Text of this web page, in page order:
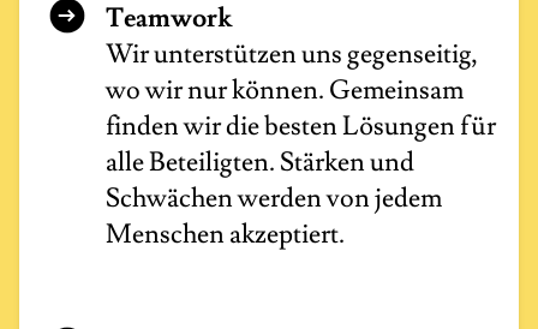
Teamwork
Wir unterstützen uns gegenseitig,
wo wir nur können. Gemeinsam
finden wir die besten Lösungen für
alle Beteiligten. Stärken und
Schwächen werden von jedem
Menschen akzeptiert.